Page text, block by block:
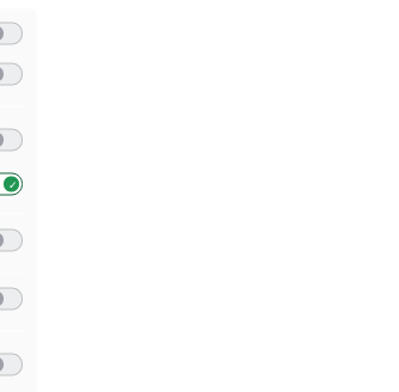
von oder Zugriff auf Informationen auf einem Endgerät
reduzierter Daten zur Auswahl von Werbeanzeigen
von Profilen für personalisierte Werbung
von Profilen zur Auswahl personalisierter Werbung
der Werbeleistung